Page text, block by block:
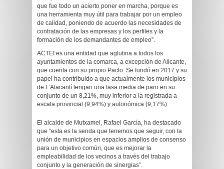
que fue todo un acierto poner en marcha, porque es
una herramienta muy útil para trabajar por un empleo
de calidad, poniendo de acuerdo las necesidades de
contratación de las empresas y los perfiles y la
formación de los demandantes de empleo”.
ACTEI es una entidad que aglutina a todos los
ayuntamientos de la comarca, a excepción de Alicante,
que cuenta con su propio Pacto. Se fundó en 2017 y su
papel ha contribuido a que actualmente los municipios
de L’Alacantí tengan una tasa media de paro en su
conjunto de un 8,21%, muy inferior a la registrada a
escala provincial (9,94%) y autonómica (9,17%).
El alcalde de Mutxamel, Rafael García, ha destacado
que “esta es la senda que tenemos que seguir, con la
unión de municipios en espacios amplios de consenso
para un objetivo común, que es mejorar la
empleabilidad de los vecinos a través del trabajo
conjunto y la generación de sinergias”.